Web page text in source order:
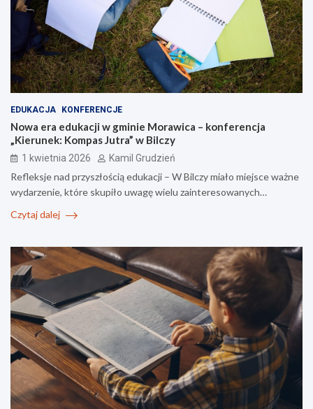
EDUKACJA KONFERENCJE
Nowa era edukacji w gminie Morawica – konferencja
„Kierunek: Kompas Jutra” w Bilczy
1 kwietnia 2026 Kamil Grudzień
Refleksje nad przyszłością edukacji – W Bilczy miało miejsce ważne
wydarzenie, które skupiło uwagę wielu zainteresowanych…
Czytaj dalej